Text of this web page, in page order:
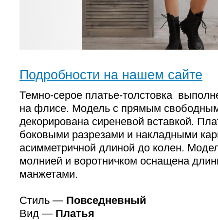
Подробности на нашем сайте
Темно-серое платье-толстовка
на флисе. Модель с прямым
декорирована сиреневой вставкой.
боковыми разрезами и накладными
асимметричной длиной до колен.
молнией и воротничком оснащена
манжетами.
Стиль — Повседневный
Вид — Платья